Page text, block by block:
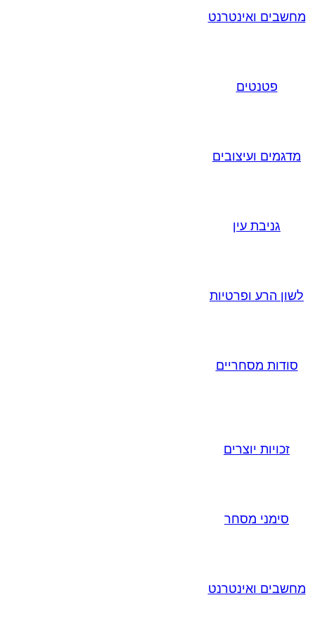
מחשבים ואינטרנט
פטנטים
מדגמים ועיצובים
גניבת עין
לשון הרע ופרטיות
סודות מסחריים
זכויות יוצרים
סימני מסחר
מחשבים ואינטרנט